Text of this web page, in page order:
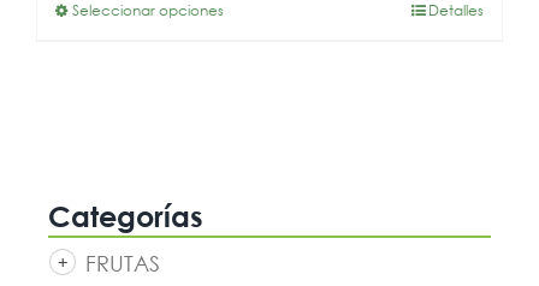
Seleccionar opciones Detalles
Categorías
FRUTAS